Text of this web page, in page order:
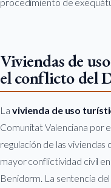
Viviendas de
el conflicto del
La vivienda de uso
Comunitat Valenciana por
regulación de las
mayor conflictividad civil
Benidorm. La sentencia del